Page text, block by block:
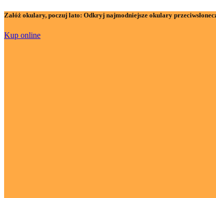
Załóż okulary, poczuj lato: Odkryj najmodniejsze okulary
Kup online